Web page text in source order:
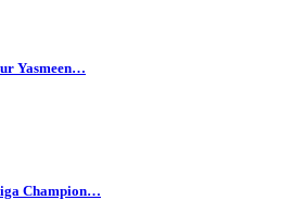
Yasmeen…
Champion…